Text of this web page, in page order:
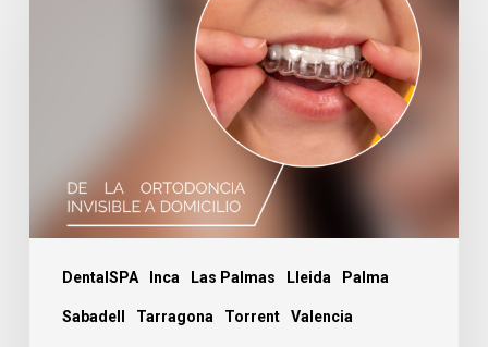
DentalSPA Inca Las Palmas Lleida Palma
Sabadell Tarragona Torrent Valencia
domicilio.